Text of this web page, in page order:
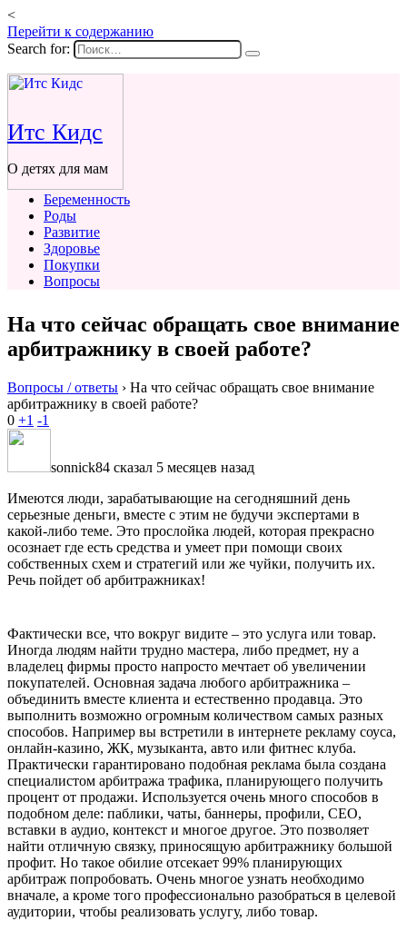
<
Перейти к содержанию
Search for:
Итс Кидс
О детях для мам
Беременность
Роды
Развитие
Здоровье
Покупки
Вопросы
На что сейчас обращать свое внимание
арбитражнику в своей работе?
Вопросы / ответы › На что сейчас обращать свое внимание
арбитражнику в своей работе?
0 +1 -1
sonnick84 сказал 5 месяцев назад
Имеются люди, зарабатывающие на сегодняшний день
серьезные деньги, вместе с этим не будучи экспертами в
какой-либо теме. Это прослойка людей, которая прекрасно
осознает где есть средства и умеет при помощи своих
собственных схем и стратегий или же чуйки, получить их.
Речь пойдет об арбитражниках!
Фактически все, что вокруг видите – это услуга или товар.
Иногда людям найти трудно мастера, либо предмет, ну а
владелец фирмы просто напросто мечтает об увеличении
покупателей. Основная задача любого арбитражника –
объединить вместе клиента и естественно продавца. Это
выполнить возможно огромным количеством самых разных
способов. Например вы встретили в интернете рекламу соуса,
онлайн-казино, ЖК, музыканта, авто или фитнес клуба.
Практически гарантировано подобная реклама была создана
специалистом арбитража трафика, планирующего получить
процент от продажи. Используется очень много способов в
подобном деле: паблики, чаты, баннеры, профили, СЕО,
вставки в аудио, контекст и многое другое. Это позволяет
найти отличную связку, приносящую арбитражнику большой
профит. Но такое обилие отсекает 99% планирующих
арбитраж попробовать. Очень многое узнать необходимо
вначале, а кроме того профессионально разобраться в целевой
аудитории, чтобы реализовать услугу, либо товар.